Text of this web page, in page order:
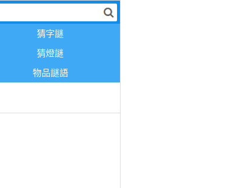
猜字謎
猜燈謎
物品謎語